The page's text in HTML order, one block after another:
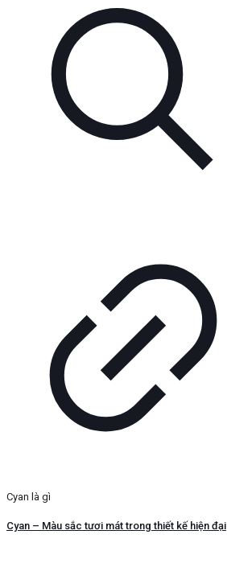
Cyan là gì
Cyan – Màu sắc tươi mát trong thiết kế hiện đại